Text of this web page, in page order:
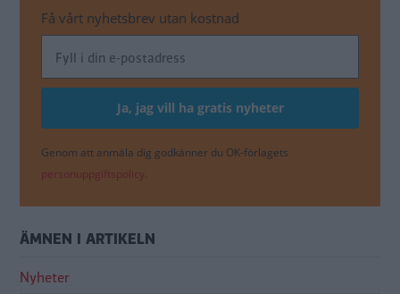
Få vårt nyhetsbrev utan kostnad
Genom att anmäla dig godkänner du OK-förlagets
personuppgiftspolicy.
ÄMNEN I ARTIKELN
Nyheter